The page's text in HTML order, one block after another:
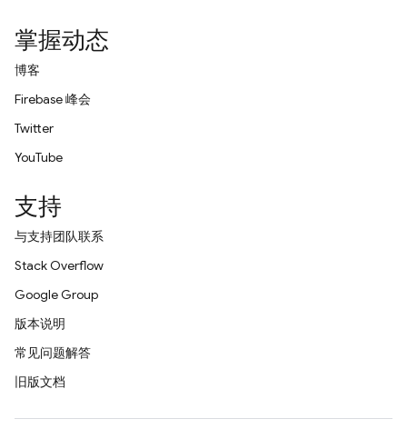
掌握动态
博客
Firebase 峰会
Twitter
YouTube
支持
与支持团队联系
Stack Overflow
Google Group
版本说明
常见问题解答
旧版文档